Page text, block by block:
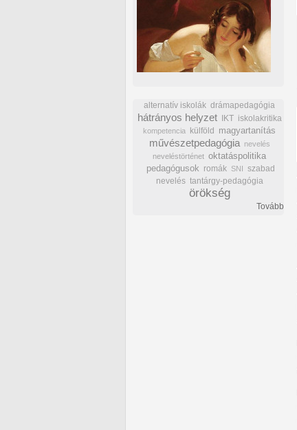
alternatív iskolák drámapedagógia
hátrányos helyzet IKT iskolakritika
kompetencia külföld magyartanítás
művészetpedagógia
nevelés
neveléstörténet oktatáspolitika
pedagógusok romák SNI szabad
nevelés tantárgy-pedagógia
örökség
Tovább